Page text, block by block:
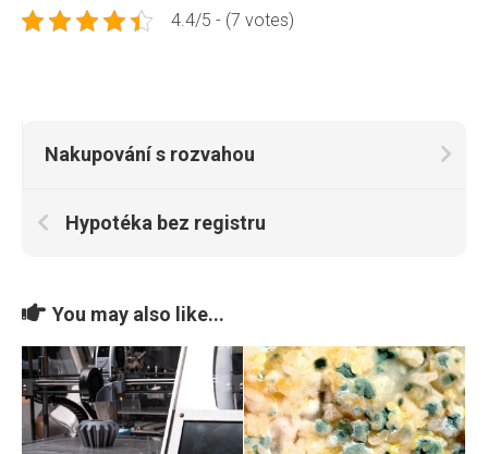
4.4/5 - (7 votes)
Nakupování s rozvahou
Hypotéka bez registru
You may also like...